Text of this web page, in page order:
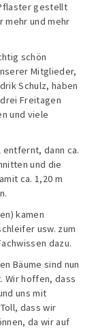
gestellt
mehr und mehr
schön
Mitglieder,
Schulz, haben
Freitagen
und viele
entfernt, dann ca.
und die
ca. 1,20 m
kamen
usw. zum
dazu.
Bäume sind nun
Wir hoffen, dass
uns mit
dass wir
da wir auf